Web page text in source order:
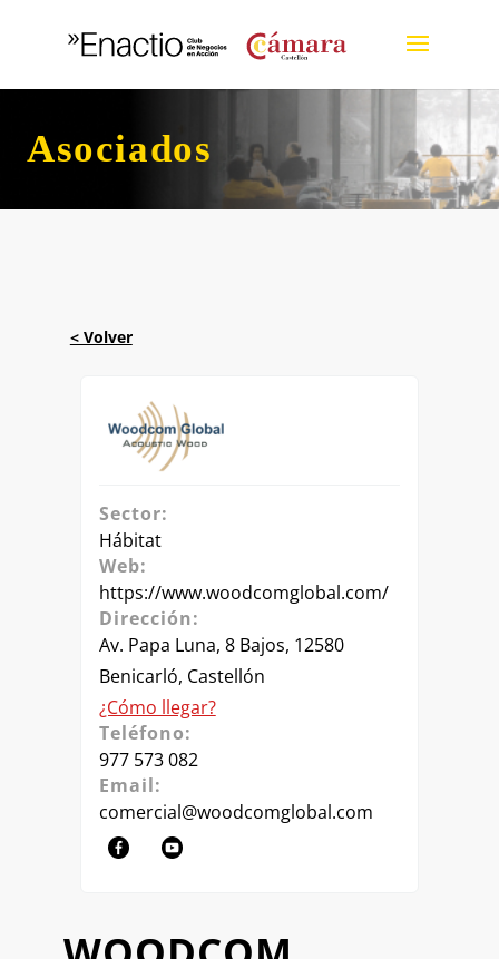
Asociados
Sector:
Hábitat
Web:
https://www.woodcomglobal.com/
Dirección:
Av. Papa Luna, 8 Bajos, 12580
Benicarló, Castellón
¿Cómo llegar?
Teléfono:
977 573 082
Email:
comercial@woodcomglobal.com